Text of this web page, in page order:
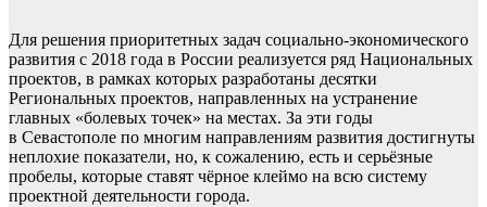
Для решения приоритетных задач социально-экономического
развития с 2018 года в России реализуется ряд Национальных
проектов, в рамках которых разработаны десятки
Региональных проектов, направленных на устранение
главных «болевых точек» на местах. За эти годы
в Севастополе по многим направлениям развития достигнуты
неплохие показатели, но, к сожалению, есть и серьёзные
пробелы, которые ставят чёрное клеймо на всю систему
проектной деятельности города.